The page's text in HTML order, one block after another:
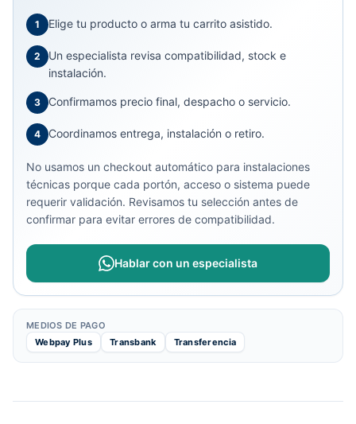
1 Elige tu producto o arma tu carrito asistido.
2
Un especialista revisa compatibilidad, stock e
instalación.
3 Confirmamos precio final, despacho o servicio.
4 Coordinamos entrega, instalación o retiro.
No usamos un checkout automático para instalaciones
técnicas porque cada portón, acceso o sistema puede
requerir validación. Revisamos tu selección antes de
confirmar para evitar errores de compatibilidad.
Hablar con un especialista
MEDIOS DE PAGO
Webpay Plus
Transbank Transferencia